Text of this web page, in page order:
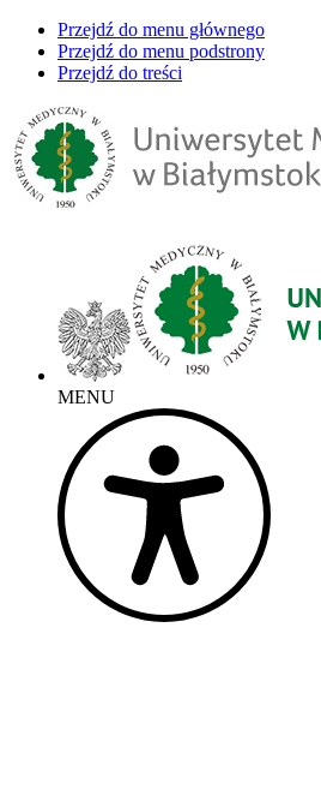
Przejdź do menu głównego
Przejdź do menu podstrony
Przejdź do treści
MENU